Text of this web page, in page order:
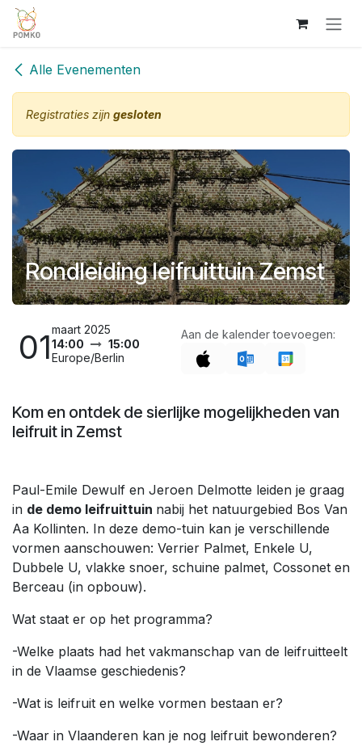
Overslaan naar inhoud
Alle Evenementen
Registraties zijn gesloten
Rondleiding leifruittuin Zemst
01maart 2025
14:00
15:00
Europe/Berlin
Aan de kalender toevoegen:
Kom en ontdek de sierlijke mogelijkheden van
leifruit in Zemst
Paul-Emile Dewulf en Jeroen Delmotte leiden je graag
in de demo leifruittuin nabij het natuurgebied Bos Van
Aa Kollinten. In deze demo-tuin kan je verschillende
vormen aanschouwen: Verrier Palmet, Enkele U,
Dubbele U, vlakke snoer, schuine palmet, Cossonet en
Berceau (in opbouw).
Wat staat er op het programma?
-Welke plaats had het vakmanschap van de leifruitteelt
in de Vlaamse geschiedenis?
-Wat is leifruit en welke vormen bestaan er?
-Waar in Vlaanderen kan je nog leifruit bewonderen?